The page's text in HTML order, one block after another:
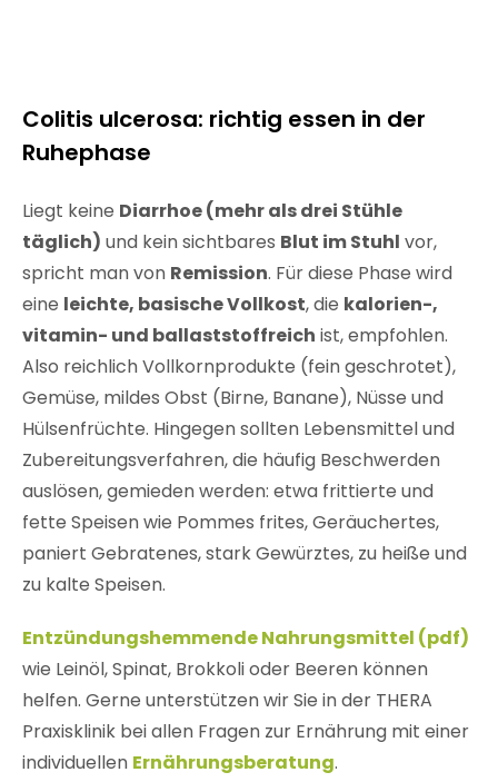
Colitis ulcerosa: richtig essen in der
Ruhephase
Liegt keine Diarrhoe (mehr als drei Stühle
täglich) und kein sichtbares Blut im Stuhl vor,
spricht man von Remission. Für diese Phase wird
eine leichte, basische Vollkost, die kalorien-,
vitamin- und ballaststoffreich ist, empfohlen.
Also reichlich Vollkornprodukte (fein geschrotet),
Gemüse, mildes Obst (Birne, Banane), Nüsse und
Hülsenfrüchte. Hingegen sollten Lebensmittel und
Zubereitungsverfahren, die häufig Beschwerden
auslösen, gemieden werden: etwa frittierte und
fette Speisen wie Pommes frites, Geräuchertes,
paniert Gebratenes, stark Gewürztes, zu heiße und
zu kalte Speisen.
Entzündungshemmende Nahrungsmittel (pdf)
wie Leinöl, Spinat, Brokkoli oder Beeren können
helfen. Gerne unterstützen wir Sie in der THERA
Praxisklinik bei allen Fragen zur Ernährung mit einer
individuellen Ernährungsberatung.